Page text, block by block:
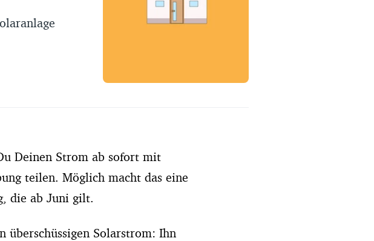
Erfahrungsportal
Academy
Über uns
Deinen Strom ab sofort mit
teilen. Möglich macht das eine
die ab Juni gilt.
Solarstrom: Ihn